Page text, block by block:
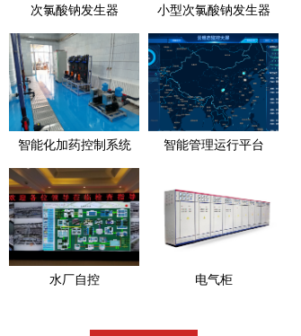
次氯酸钠发生器 小型次氯酸钠发生器
智能化加药控制系统 智能管理运行平台
水厂自控 电气柜